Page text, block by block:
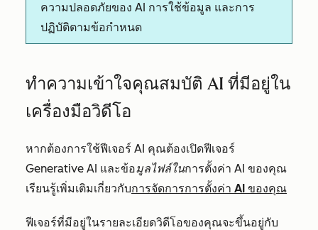
ความปลอดภัยของ AI การใช้ข้อมูล และการ
ปฏิบัติตามข้อกำหนด
ทำความเข้าใจคุณสมบัติ AI ที่มีอยู่ใน
เครื่องมือวิดีโอ
หากต้องการใช้ฟีเจอร์ AI คุณต้องเปิดฟีเจอร์
Generative AI และข้อมูลไฟล์ในการตั้งค่า AI ของคุณ
เรียนรู้เพิ่มเติมเกี่ยวกับการจัดการการตั้งค่า AI ของคุณ
ฟีเจอร์ที่มีอยู่ในรายละเอียดวิดีโอของคุณจะขึ้นอยู่กับ